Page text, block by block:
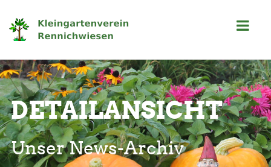
DETAILANSICHT
Unser News-Archiv